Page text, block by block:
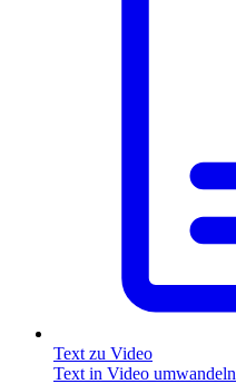
Text zu Video
Text in Video umwandeln